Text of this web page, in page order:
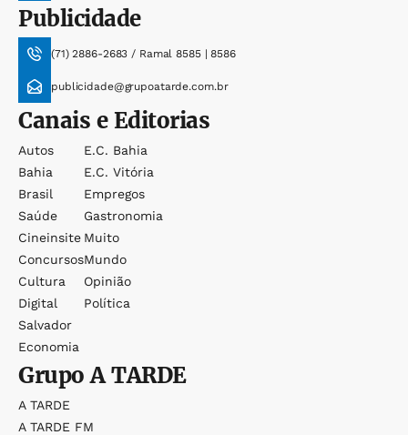
Publicidade
(71) 2886-2683 / Ramal 8585 | 8586
publicidade@grupoatarde.com.br
Canais e Editorias
Autos
Bahia
Brasil
Saúde
Cineinsite
Concursos
Cultura
Digital
Salvador
Economia
E.c. Bahia
E.c. Vitória
Empregos
Gastronomia
Muito
Mundo
Opinião
Política
GrupoA TARDE
A TARDE
A TARDE FM